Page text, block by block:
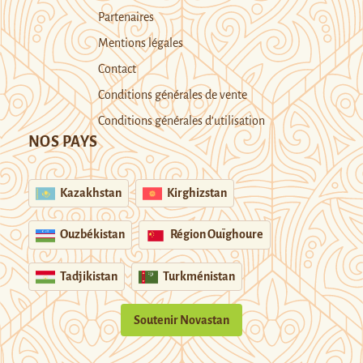
Partenaires
Mentions légales
Contact
Conditions générales de vente
Conditions générales d’utilisation
NOS PAYS
Kazakhstan Kirghizstan
Ouzbékistan Région Ouïghoure
Tadjikistan Turkménistan
Soutenir Novastan